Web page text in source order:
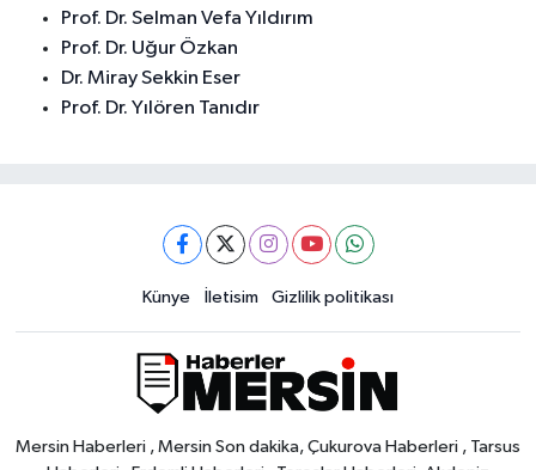
Prof. Dr. Selman Vefa Yıldırım
Prof. Dr. Uğur Özkan
Dr. Miray Sekkin Eser
Prof. Dr. Yılören Tanıdır
Künye İletisim Gizlilik politikası
Mersin Haberleri , Mersin Son dakika, Çukurova Haberleri , Tarsus